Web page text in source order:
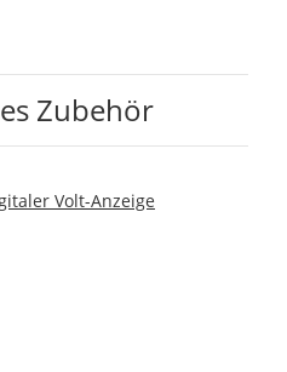
Zubehör